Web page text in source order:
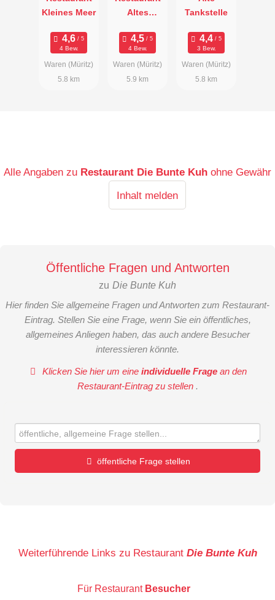
Kleines Meer
4 Bew.
Waren (Müritz)
5.8 km
Altes
4 Bew.
Waren (Müritz)
5.9 km
Tankstelle
3 Bew.
Waren (Müritz)
5.8 km
Alle Angaben zu Restaurant Die Bunte Kuh ohne Gewähr
Inhalt melden
Öffentliche Fragen und Antworten
zu Die Bunte Kuh
Hier finden Sie allgemeine Fragen und Antworten zum Restaurant-
Eintrag. Stellen Sie eine Frage, wenn Sie ein öffentliches,
allgemeines Anliegen haben, das auch andere Besucher
interessieren könnte.
Klicken Sie hier um eineindividuelle Frage an den
Restaurant-Eintrag zu stellen .
öffentliche Frage stellen
E-Mail-Adresse (wird nicht veröffentlicht)
Weiterführende Links zu Restaurant Die Bunte Kuh
Für Restaurant Besucher